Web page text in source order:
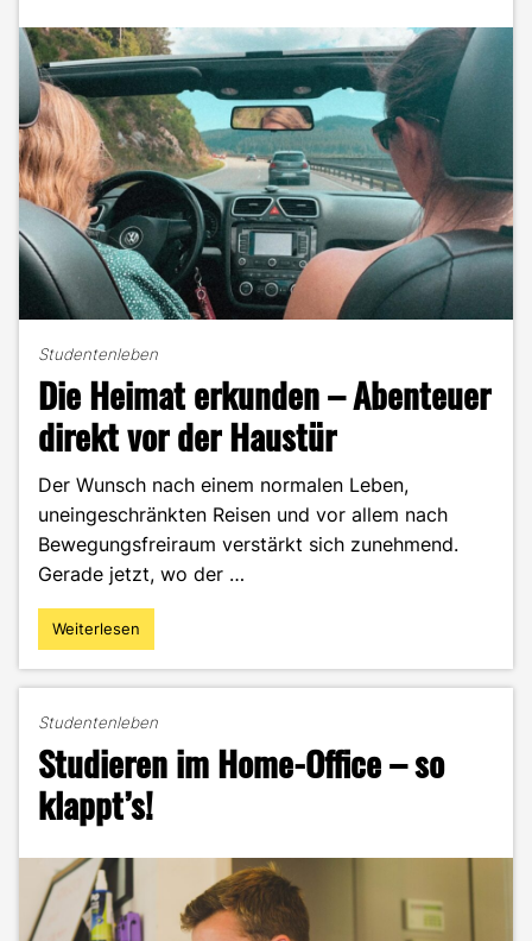
Studentenleben
Die Heimat erkunden – Abenteuer
direkt vor der Haustür
Der Wunsch nach einem normalen Leben,
uneingeschränkten Reisen und vor allem nach
Bewegungsfreiraum verstärkt sich zunehmend.
Gerade jetzt, wo der …
"Die
Heimat
Abenteuer
direkt
vor
der
Haustür"
Weiterlesen
Studentenleben
Studieren im Home-Office – so
klappt’s!